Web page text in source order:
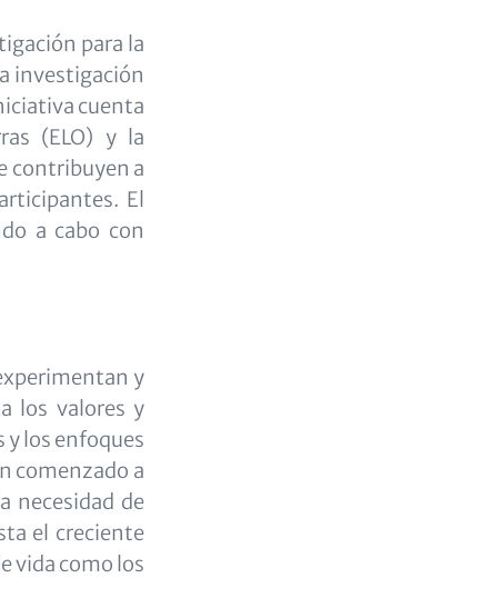
para la
investigación
cuenta
(ELO) y la
contribuyen a
El
a cabo con
y
los valores y
y los enfoques
comenzado a
necesidad de
el creciente
vida como los